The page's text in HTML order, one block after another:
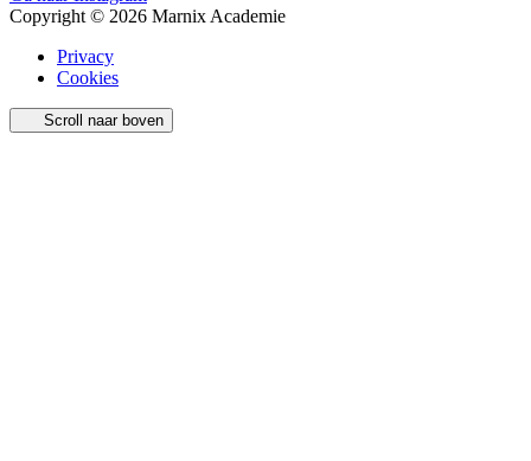
Copyright © 2026 Marnix Academie
Privacy
Cookies
Scroll naar boven